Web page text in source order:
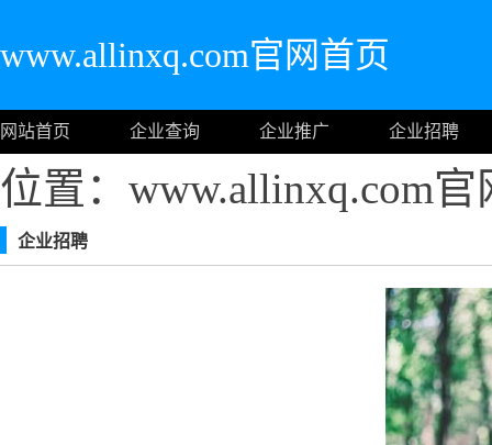
www.allinxq.com官网首页
网站首页 企业查询 企业推广 企业招聘
位置：www.allinxq.com
企业招聘